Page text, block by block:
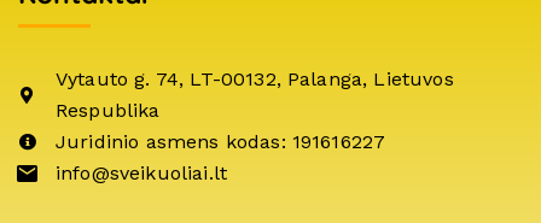
Vytauto g. 74, LT-00132, Palanga, Lietuvos
Respublika
Juridinio asmens kodas: 191616227
info@sveikuoliai.lt